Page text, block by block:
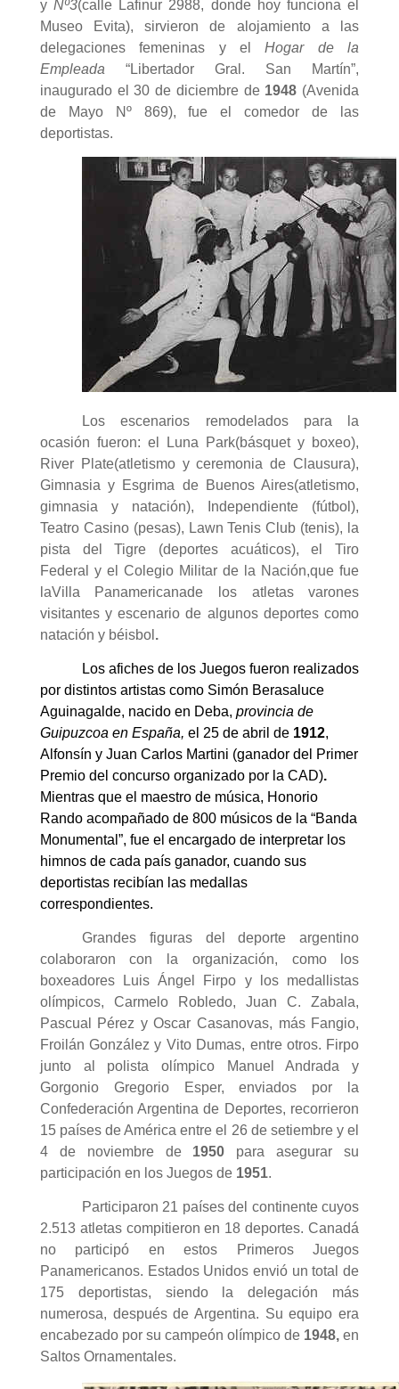
y Nº3(calle Lafinur 2988, donde hoy funciona el
Museo Evita), sirvieron de alojamiento a las
delegaciones femeninas y elHogar de la
Empleada “Libertador Gral. San Martín”,
inaugurado el 30 de diciembre de 1948 (Avenida
de Mayo Nº 869), fue el comedor de las
deportistas.
Los escenarios remodelados para la
ocasión fueron: el Luna Park(básquet y boxeo),
River Plate(atletismo y ceremonia de Clausura),
Gimnasia y Esgrima de Buenos Aires(atletismo,
gimnasia y natación), Independiente (fútbol),
Teatro Casino (pesas), Lawn Tenis Club (tenis), la
pista del Tigre (deportes acuáticos), el Tiro
Federal y el Colegio Militar de la Nación,que fue
laVilla Panamericanade los atletas varones
visitantes y escenario de algunos deportes como
natación y béisbol .
Los afiches de los Juegos fueron realizados
por distintos artistas como Simón Berasaluce
Aguinagalde, nacido en Deba, provincia de
Guipuzcoa en España, el 25 de abril de 1912,
Alfonsín y Juan Carlos Martini (ganador del Primer
Premio del concurso organizado por la CAD).
Mientras que el maestro de música, Honorio
Rando acompañado de 800 músicos de la “Banda
Monumental”, fue el encargado de interpretar los
himnos de cada país ganador, cuando sus
deportistas recibían las medallas
correspondientes.
Grandes figuras del deporte argentino
colaboraron con la organización, como los
boxeadores Luis Ángel Firpo y los medallistas
olímpicos, Carmelo Robledo, Juan C. Zabala,
Pascual Pérez y Oscar Casanovas, más Fangio,
Froilán González y Vito Dumas, entre otros. Firpo
junto al polista olímpico Manuel Andrada y
Gorgonio Gregorio Esper, enviados por la
Confederación Argentina de Deportes, recorrieron
15 países de América entre el 26 de setiembre y el
4 de noviembre de 1950 para asegurar su
participación en los Juegos de 1951.
Participaron 21 países del continente cuyos
2.513 atletas compitieron en 18 deportes. Canadá
no participó en estos Primeros Juegos
Panamericanos. Estados Unidos envió un total de
175 deportistas, siendo la delegación más
numerosa, después de Argentina. Su equipo era
encabezado por su campeón olímpico de 1948, en
Saltos Ornamentales.